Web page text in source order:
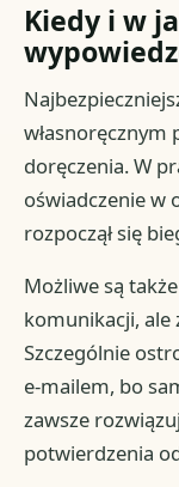
Kiedy i w
doręczenia. W
oświadczenie w
rozpoczął się
Możliwe są
komunikacji, ale
Szczególnie
e-mailem, bo
zawsze
potwierdzenia